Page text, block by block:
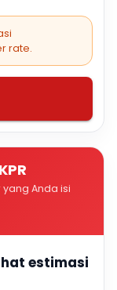
rate.
Anda isi
estimasi